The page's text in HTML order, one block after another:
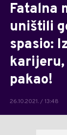
Fatalna
uništili
spasio:
karijeru,
pakao!
26.10.2021. / 13:48